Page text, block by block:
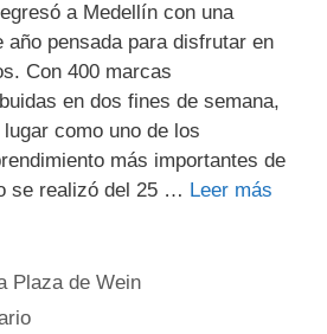
a Medellín con una
año pensada para disfrutar en
Con 400 marcas
en dos fines de semana,
como uno de los
más importantes de
se realizó del 25 … Leer más
Plaza de Wein